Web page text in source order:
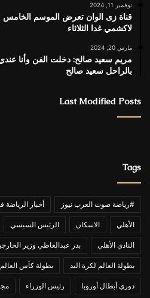
نوفمبر 11, 2024
قناة زى الوان تعرض الموسم
لاكشمي غدا الثلاثاء
مارس 20, 2024
بالراحل سعيد صالح
Last Modified Posts
Tags
#رياضة صوت العرب نيوز أخبار
الأهلي الاسكان الرئيس السيسي
النادي الأهلي بدر عبدالعاطي وزير
بطولة العالم لكرة اليد بطولة كأس العالم
دوري أبطال أوروبا رئيس الوزراء